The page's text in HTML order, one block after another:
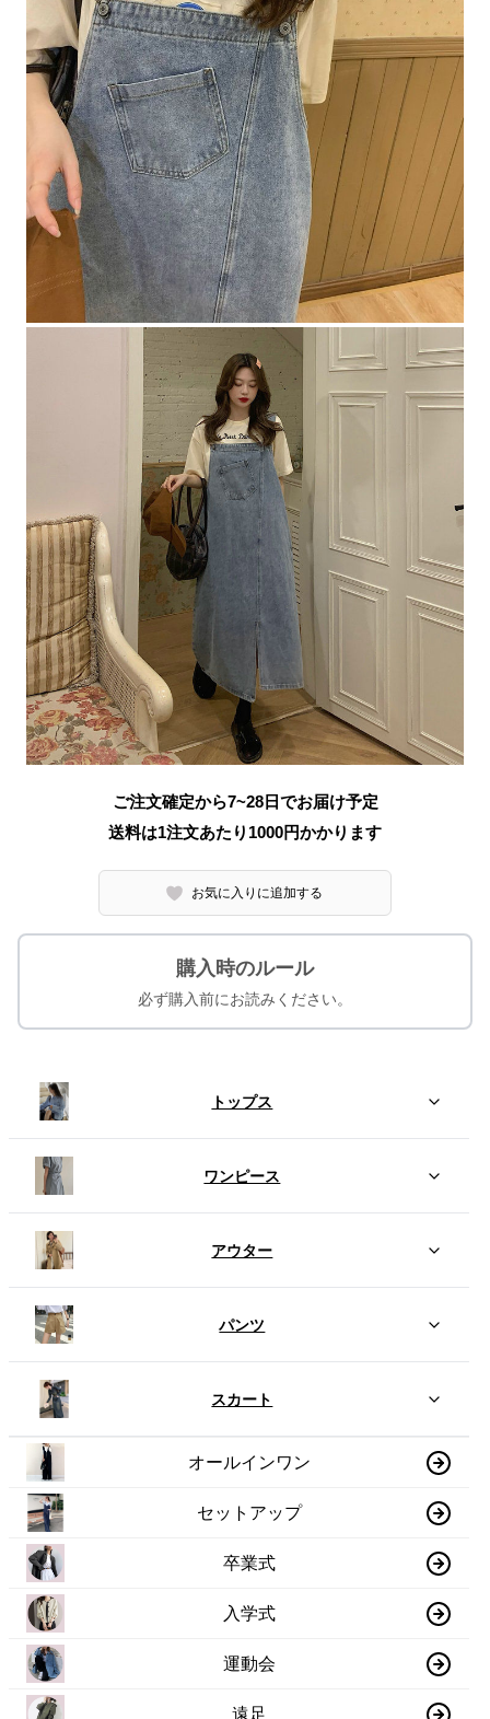
ご注文確定から7~28日でお届け予定
送料は1注文あたり 1000円かかります
お気に入りに追加する
購入時のルール
必ず購入前にお読みください。
トップス
ワンピース
アウター
パンツ
スカート
オールインワン
セットアップ
卒業式
入学式
運動会
遠足